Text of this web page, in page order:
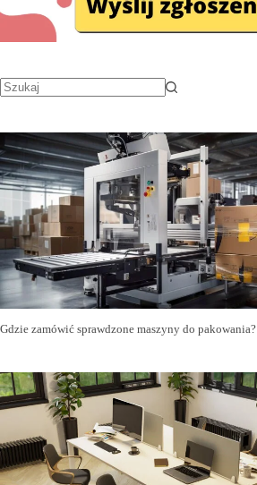
Gdzie zamówić sprawdzone maszyny do pakowania?